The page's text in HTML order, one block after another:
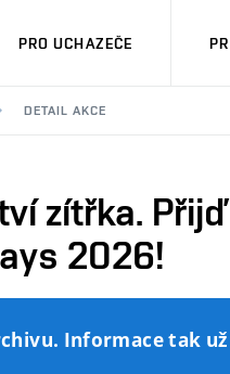
PRO UCHAZEČE
DETAIL AKCE
zítřka.
2026!
Informace tak